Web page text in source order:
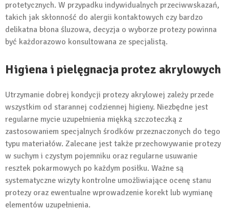
protetycznych. W przypadku indywidualnych przeciwwskazań,
takich jak skłonność do alergii kontaktowych czy bardzo
delikatna błona śluzowa, decyzja o wyborze protezy powinna
być każdorazowo konsultowana ze specjalistą.
Higiena i pielęgnacja protez akrylowych
Utrzymanie dobrej kondycji protezy akrylowej zależy przede
wszystkim od starannej codziennej higieny. Niezbędne jest
regularne mycie uzupełnienia miękką szczoteczką z
zastosowaniem specjalnych środków przeznaczonych do tego
typu materiałów. Zalecane jest także przechowywanie protezy
w suchym i czystym pojemniku oraz regularne usuwanie
resztek pokarmowych po każdym posiłku. Ważne są
systematyczne wizyty kontrolne umożliwiające ocenę stanu
protezy oraz ewentualne wprowadzenie korekt lub wymianę
elementów uzupełnienia.